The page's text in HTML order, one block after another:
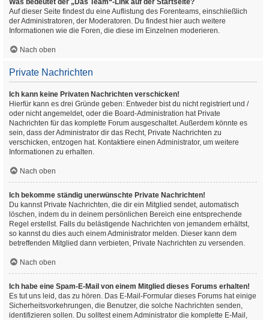
Was bedeutet der „Das Team“-Link auf der Startseite?
Auf dieser Seite findest du eine Auflistung des Forenteams, einschließlich
der Administratoren, der Moderatoren. Du findest hier auch weitere
Informationen wie die Foren, die diese im Einzelnen moderieren.
Nach oben
Private Nachrichten
Ich kann keine Privaten Nachrichten verschicken!
Hierfür kann es drei Gründe geben: Entweder bist du nicht registriert und /
oder nicht angemeldet, oder die Board-Administration hat Private
Nachrichten für das komplette Forum ausgeschaltet. Außerdem könnte es
sein, dass der Administrator dir das Recht, Private Nachrichten zu
verschicken, entzogen hat. Kontaktiere einen Administrator, um weitere
Informationen zu erhalten.
Nach oben
Ich bekomme ständig unerwünschte Private Nachrichten!
Du kannst Private Nachrichten, die dir ein Mitglied sendet, automatisch
löschen, indem du in deinem persönlichen Bereich eine entsprechende
Regel erstellst. Falls du belästigende Nachrichten von jemandem erhältst,
so kannst du dies auch einem Administrator melden. Dieser kann dem
betreffenden Mitglied dann verbieten, Private Nachrichten zu versenden.
Nach oben
Ich habe eine Spam-E-Mail von einem Mitglied dieses Forums erhalten!
Es tut uns leid, das zu hören. Das E-Mail-Formular dieses Forums hat einige
Sicherheitsvorkehrungen, die Benutzer, die solche Nachrichten senden,
identifizieren sollen. Du solltest einem Administrator die komplette E-Mail,